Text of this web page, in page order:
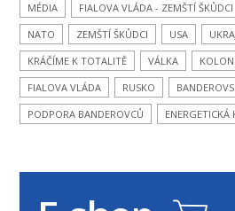
MÉDIA
FIALOVA VLÁDA - ZEMŠTÍ ŠKŮDCI
NATO
ZEMŠTÍ ŠKŮDCI USA
KRÁČÍME K TOTALITĚ
VÁLKA
FIALOVA VLÁDA
RUSKO
PODPORA BANDEROVCŮ
ENERGETICKÁ